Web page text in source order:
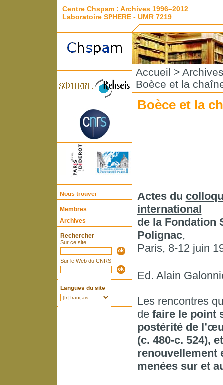
Centre Chspam : Archives 1996–2012
Laboratoire SPHERE - UMR 7219
Nous trouver
Membres
Archives
Rechercher
Sur ce site
Sur le Web du CNRS
Langues du site
Accueil > Archives
Boèce et la
Boèce et la
Actes du
international
de la Fondation
Polignac,
Paris, 8-12 juin
Ed. Alain
Les rencontres
de faire le point
postérité de
(c. 480-c. 524),
renouvellement
menées sur et